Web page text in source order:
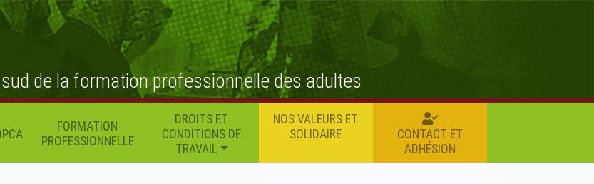
de la formation professionnelle des adultes
FORMATION
PROFESSIONNELLE
DROITS ET
CONDITIONS DE
TRAVAIL
NOS VALEURS ET
SOLIDAIRE
CONTACT ET
ADHÉSION